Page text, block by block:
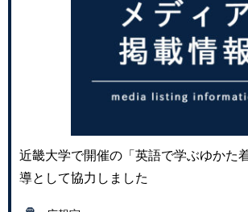
近畿大学で開催の「英語で学ぶゆかた
導として協力しました